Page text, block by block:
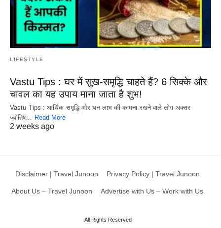
LIFESTYLE
Vastu Tips : घर में सुख-समृद्धि चाहते हैं? 6 सिक्के और
चावल का यह उपाय माना जाता है शुभ!
Vastu Tips : आर्थिक समृद्धि और धन लाभ की कामना रखने वाले लोग अक्सर
ज्योतिष… Read More
2 weeks ago
Disclaimer | Travel Junoon Privacy Policy | Travel Junoon
About Us – Travel Junoon Advertise with Us – Work with Us
All Rights Reserved